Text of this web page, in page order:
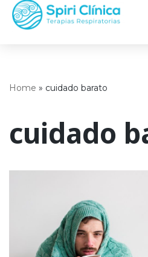
Saltar
Home » cuidado barato
cuidado